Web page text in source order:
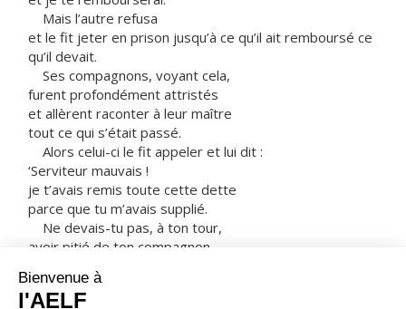
Mais l’autre refusa
et le fit jeter en prison jusqu’à ce qu’il ait remboursé ce
qu’il devait.
Ses compagnons, voyant cela,
furent profondément attristés
et allèrent raconter à leur maître
tout ce qui s’était passé.
Alors celui-ci le fit appeler et lui dit :
‘Serviteur mauvais !
je t’avais remis toute cette dette
parce que tu m’avais supplié.
Ne devais-tu pas, à ton tour,
avoir pitié de ton compagnon,
Dans sa colère, son maître le livra aux bourreaux
jusqu’à ce qu’il eût remboursé tout ce qu’il devait.